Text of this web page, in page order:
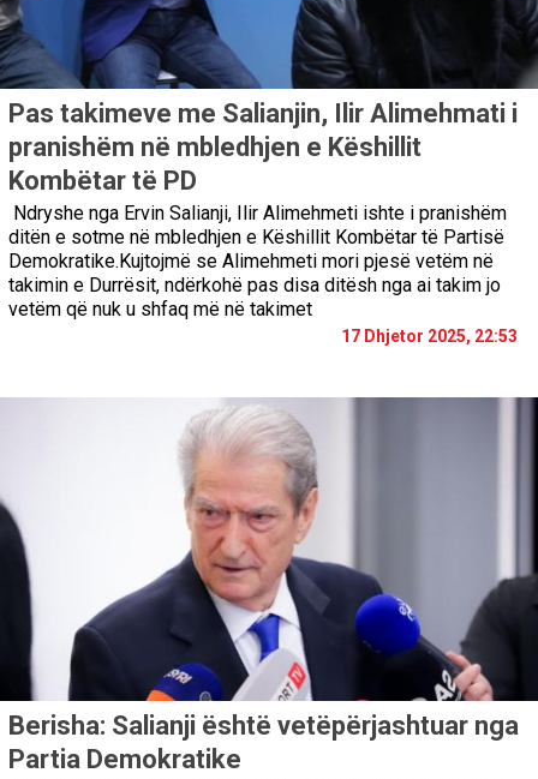
Pas takimeve me Salianjin, Ilir Alimehmati i
pranishëm në mbledhjen e Këshillit
Kombëtar të PD
Ndryshe nga Ervin Salianji, Ilir Alimehmeti ishte i pranishëm
ditën e sotme në mbledhjen e Këshillit Kombëtar të Partisë
Demokratike.Kujtojmë se Alimehmeti mori pjesë vetëm në
takimin e Durrësit, ndërkohë pas disa ditësh nga ai takim jo
vetëm që nuk u shfaq më në takimet
17 Dhjetor 2025, 22:53
Berisha: Salianji është vetëpërjashtuar nga
Partia Demokratike